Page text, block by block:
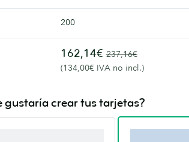
200
162,14€ 237,16€
(134,00€ IVA no incl.)
gustaría crear tus tarjetas?